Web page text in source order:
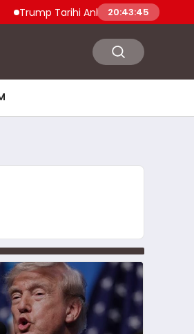
Tarihi Anlaşma Duyurdu Hamas
20:43:46